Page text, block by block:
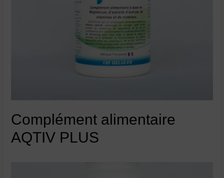
Complément alimentaire
AQTIV PLUS